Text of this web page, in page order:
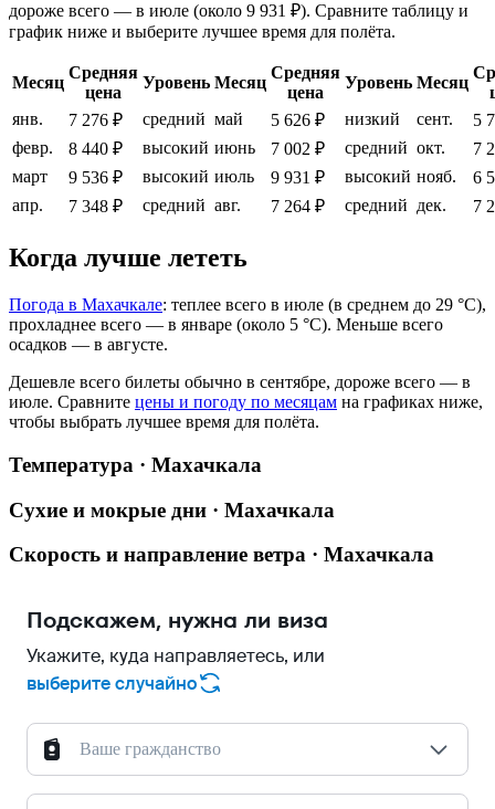
дороже всего — в июле (около 9 931 ₽). Сравните таблицу и
график ниже и выберите лучшее время для полёта.
Месяц
Средняя
цена
Уровень Месяц
Средняя
цена
Уровень Месяц
янв.
7 276 ₽ средний май 5 626 ₽ низкий сент.
5
февр.
8 440 ₽ высокий июнь 7 002 ₽ средний окт.
7
март
9 536 ₽ высокий июль 9 931 ₽ высокий нояб.
6
апр.
7 348 ₽ средний авг. 7 264 ₽ средний дек. 7
Когда лучше лететь
Погода в Махачкале: теплее всего в июле (в среднем до 29 °C),
прохладнее всего — в январе (около 5 °C). Меньше всего
осадков — в августе.
Дешевле всего билеты обычно в сентябре, дороже всего — в
июле. Сравните цены и погоду по месяцам на графиках ниже,
чтобы выбрать лучшее время для полёта.
Температура · Махачкала
Сухие и мокрые дни · Махачкала
Скорость и направление ветра · Махачкала
Подскажем, нужна ли виза
Укажите, куда направляетесь, или
выберите случайно
Ваше гражданство